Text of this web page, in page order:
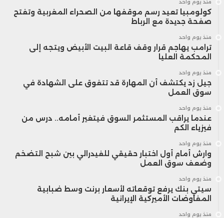
منذ يوم واحد
كولومبيا تعيد رسم موقفها من الصحراء المغربية وتفتح
صفحة جديدة مع الرباط
منذ يوم واحد
ترامب يهاجم قرار وقف قاعة البيت الأبيض ويتجه إلى
المحكمة العليا
منذ يوم واحد
جيل زد يكتشف أن المهارة قد تتفوق على الشهادة في
سوق العمل
منذ يوم واحد
عندما يراقب المستثمر السوق فيتغير أمامه.. درس من
فيزياء الكم
منذ يوم واحد
وارش أمام أول اختبار حقيقي للفيدرالي بين شبح التضخم
وضعف سوق العمل
منذ يوم واحد
سيتي بنك يرفع توقعاته لأسعار برنت وسط ضبابية
المفاوضات الأميركية الإيرانية
منذ يوم واحد